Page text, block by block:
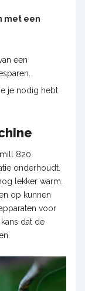
met een
een
je nodig hebt.
820
onderhoudt.
lekker warm.
op kunnen
voor
dat de